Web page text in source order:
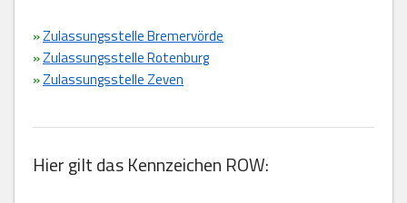
»Zulassungsstelle Bremervörde
»Zulassungsstelle Rotenburg
»Zulassungsstelle Zeven
Hier gilt das Kennzeichen ROW: